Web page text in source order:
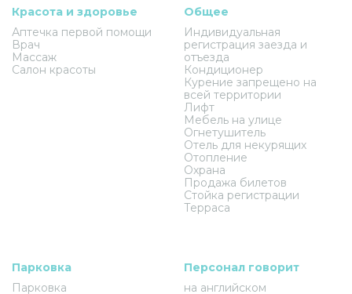
Красота и здоровье
Аптечка первой помощи
Врач
Массаж
Салон красоты
Общее
Индивидуальная
регистрация заезда и
отъезда
Кондиционер
Курение запрещено на
всей территории
Лифт
Мебель на улице
Огнетушитель
Отель для некурящих
Отопление
Охрана
Продажа билетов
Стойка регистрации
Терраса
Парковка
Парковка
Персонал говорит
на английском